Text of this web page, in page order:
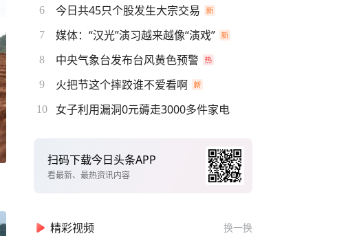
6 今日共45只个股发生大宗交易
7 媒体：“汉光”演习越来越像“演戏”
8 中央气象台发布台风黄色预警
9 火把节这个摔跤谁不爱看啊
10 女子利用漏洞0元薅走3000多件家电
扫码下载今日头条APP
看最新、最热资讯内容
精彩视频 换一换